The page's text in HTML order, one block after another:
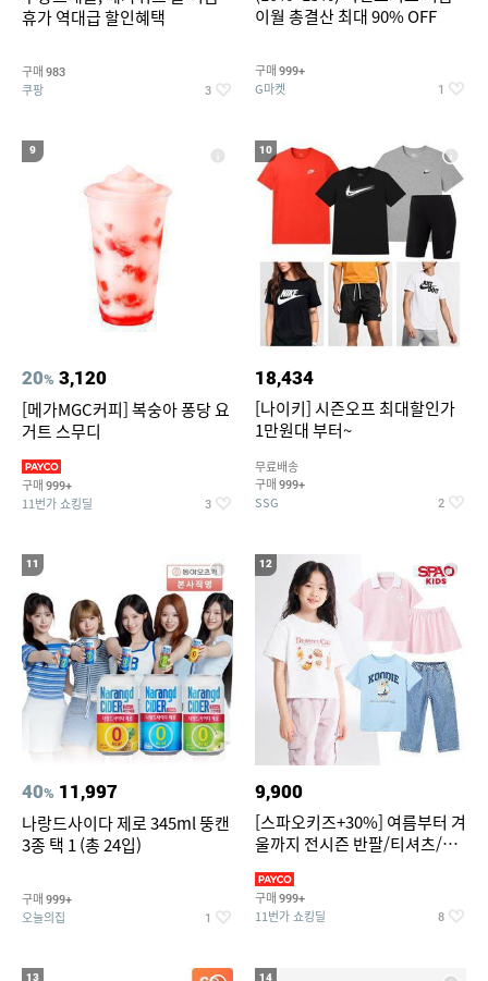
휴가 역대급 할인혜택
구매 983
쿠팡 3
이월 총결산 최대 90% OFF
구매 999+
G마켓 1
9
20% 3,120
[메가MGC커피] 복숭아 퐁당 요
거트 스무디
구매 999+
11번가 쇼킹딜 3
10
18,434
[나이키] 시즌오프 최대할인가
1만원대 부터~
무료배송
구매 999+
SSG 2
11
40% 11,997
나랑드사이다 제로 345ml 뚱캔
3종 택 1 (총 24입)
구매 999+
오늘의집 1
12
9,900
[스파오키즈+30%] 여름부터 겨
울까지 전시즌 반팔/티셔츠/셋
구매 999+
11번가 쇼킹딜 8
13 14